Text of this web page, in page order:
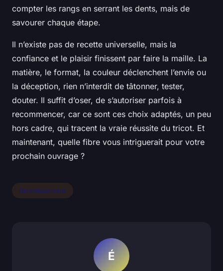
compter les rangs en serrant les dents, mais de
savourer chaque étape.
Il n’existe pas de recette universelle, mais la
confiance et le plaisir finissent par faire la maille. La
matière, le format, la couleur déclenchent l’envie ou
la déception, rien n’interdit de tâtonner, tester,
douter. Il suffit d’oser, de s’autoriser parfois à
recommencer, car ce sont ces choix adaptés, un peu
hors cadre, qui tracent la vraie réussite du tricot. Et
maintenant, quelle fibre vous intriguerait pour votre
prochain ouvrage ?
Divertissement
É